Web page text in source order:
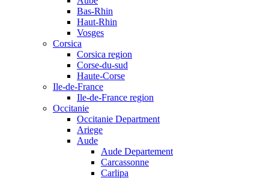
Bas-Rhin
Haut-Rhin
Vosges
Corsica
Corsica region
Corse-du-sud
Haute-Corse
Ile-de-France
Ile-de-France region
Occitanie
Occitanie Department
Ariege
Aude
Aude Departement
Carcassonne
Carlipa